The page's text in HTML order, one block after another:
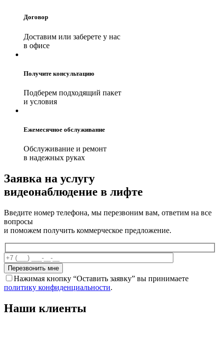
Договор
Доставим или заберете у нас
в офисе
Получите консультацию
Подберем подходящий пакет
и условия
Ежемесячное обслуживание
Обслуживание и ремонт
в надежных руках
Заявка на услугу
видеонаблюдение в лифте
Введите номер телефона, мы перезвоним вам, ответим на все
вопросы
и поможем получить коммерческое предложение.
Перезвонить мне
Нажимая кнопку “Оставить заявку” вы принимаете
политику конфиденциальности.
Наши клиенты